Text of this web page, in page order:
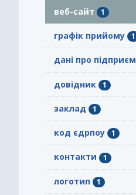
веб-сайт 1
графік прийому 1
дані про
довідник 1
заклад 1
код єдрпоу 1
контакти 1
логотип 1